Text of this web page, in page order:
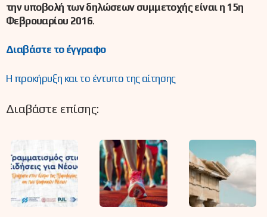
την υποβολή των δηλώσεων συμμετοχής είναι η 15η
Φεβρουαρίου 2016.
Διαβάστε το έγγραφο
Η προκήρυξη και το έντυπο της αίτησης
Διαβάστε επίσης: